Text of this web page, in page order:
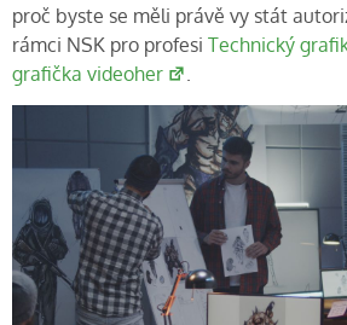
proč byste se měli právě vy stát
rámci NSK pro profesi Technický
grafička videoher
.